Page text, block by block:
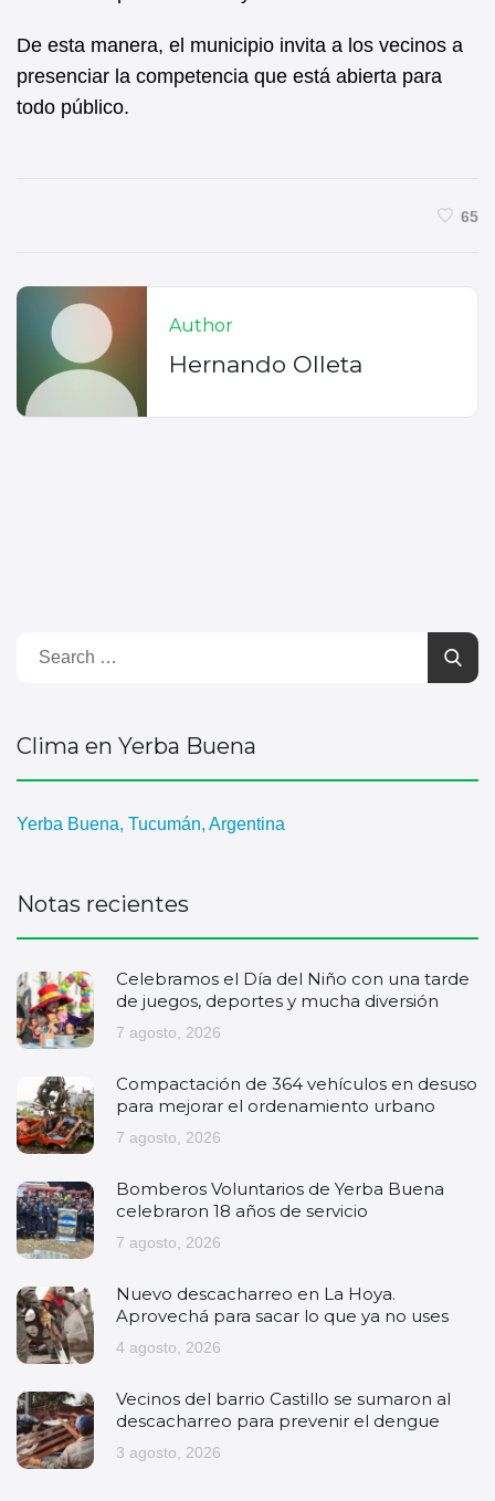
De esta manera, el municipio invita a los vecinos a
presenciar la competencia que está abierta para
todo público.
65
Author
Hernando Olleta
Clima en Yerba Buena
Yerba Buena, Tucumán, Argentina
Notas recientes
Celebramos el Día del Niño con una tarde
de juegos, deportes y mucha diversión
7 agosto, 2026
Compactación de 364 vehículos en desuso
para mejorar el ordenamiento urbano
7 agosto, 2026
Bomberos Voluntarios de Yerba Buena
celebraron 18 años de servicio
7 agosto, 2026
Nuevo descacharreo en La Hoya.
Aprovechá para sacar lo que ya no uses
4 agosto, 2026
Vecinos del barrio Castillo se sumaron al
descacharreo para prevenir el dengue
3 agosto, 2026